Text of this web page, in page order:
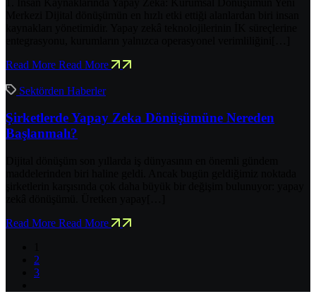
Read More Read More
Sektörden Haberler
Şirketlerde Yapay Zeka Dönüşümüne Nereden
Başlanmalı?
Read More Read More
2
3